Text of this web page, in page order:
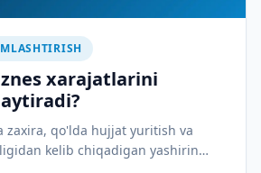
xarajatlarini
zaxira, qo'lda hujjat yuritish va
kelib chiqadigan yashirin